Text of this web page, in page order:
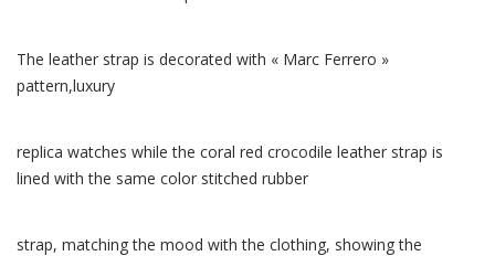
The leather strap is decorated with « Marc Ferrero »
pattern,luxury
replica watches while the coral red crocodile leather strap is
lined with the same color stitched rubber
strap, matching the mood with the clothing, showing the